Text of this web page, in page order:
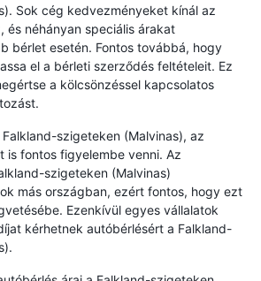
Sok cég kedvezményeket kínál az
és néhányan speciális árakat
bérlet esetén. Fontos továbbá, hogy
el a bérleti szerződés feltételeit. Ez
a kölcsönzéssel kapcsolatos
szigeteken (Malvinas), az
is fontos figyelembe venni. Az
szigeteken (Malvinas)
más országban, ezért fontos, hogy ezt
Ezenkívül egyes vállalatok
kérhetnek autóbérlésért a Falkland-